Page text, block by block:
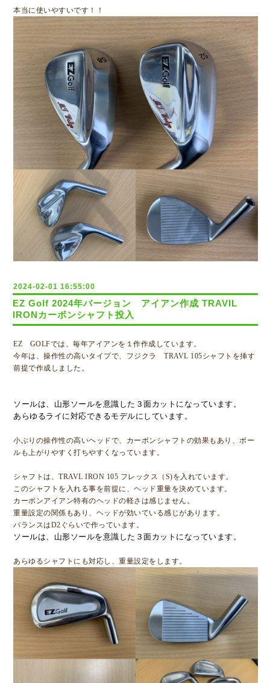
本当に使いやすいです！！
2024-02-01 16:55:00
EZ Golf 2024年バージョン アイアン作成 TRAVIL
IRONカーボンシャフト投入
EZ GOLFでは、毎年アイアンを１作作成しています。
今年は、操作性の高いタイプで、フジクラ TRAVL 105シャフトを挿す
前提で作成しました。
ソールは、山形ソールを意識した３面カットになっています。
あらゆるライに対応できるモデルにしています。
小ぶりの操作性の高いヘッドで、カーボンシャフトの効果もあり、ボー
ルも上がりやすく打ちやすくなっています。
シャフトは、TRAVL IRON 105 フレックス（S)を入れています。
このシャフトを入れる事を前提に、ヘッド重量を決めています。
カーボンアイアン特有のヘッドの軽さは感じません。
重量設定の関係もあり、ヘッドが効いている感じがあります。
バランスはD2ぐらいで作っています。
ソールは、山形ソールを意識した３面カットになっています。
あらゆるシャフトにも対応し、重量設定をします。